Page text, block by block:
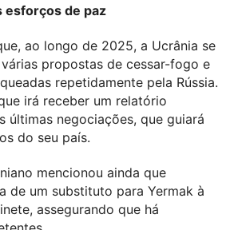
esforços de paz
ao longo de 2025, a Ucrânia se
propostas de cessar-fogo e
repetidamente pela Rússia.
irá receber um relatório
últimas negociações, que guiará
do seu país.
mencionou ainda que
de um substituto para Yermak à
assegurando que há